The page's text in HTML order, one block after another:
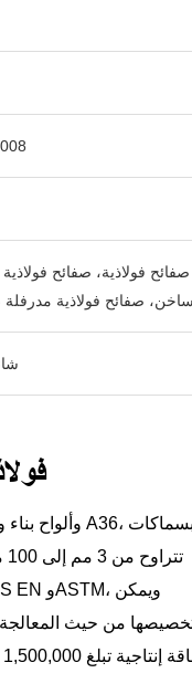
صفائح فولاذية، صفائح
صفائح فولاذية
من حيث